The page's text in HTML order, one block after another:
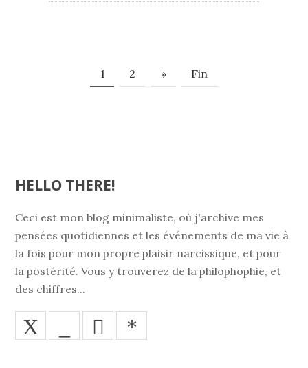
1 2 » Fin
HELLO THERE!
Ceci est mon blog minimaliste, où j'archive mes
pensées quotidiennes et les événements de ma vie à
la fois pour mon propre plaisir narcissique, et pour
la postérité. Vous y trouverez de la philophophie, et
des chiffres...
X *